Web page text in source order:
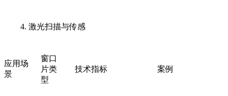
4. 激光扫描与传感
应用场
景
窗口
片类
型
技术指标 案例